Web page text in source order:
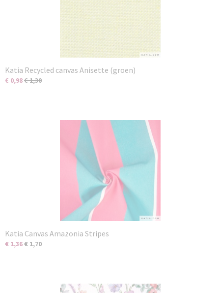
Katia Recycled canvas Anisette (groen)
€ 0,98€ 1,30
Katia Canvas Amazonia Stripes
€ 1,36€ 1,70